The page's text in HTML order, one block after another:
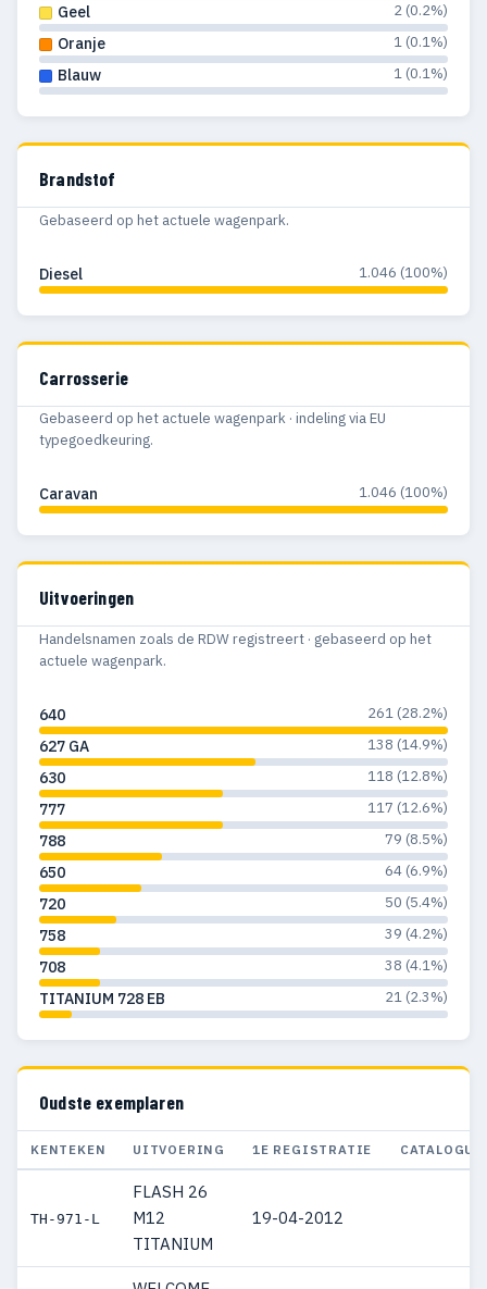
Geel 2 (0.2%)
Oranje 1 (0.1%)
Blauw 1 (0.1%)
Brandstof
Gebaseerd op het actuele wagenpark.
Diesel 1.046 (100%)
Carrosserie
Gebaseerd op het actuele wagenpark · indeling via EU
typegoedkeuring.
Caravan 1.046 (100%)
Uitvoeringen
Handelsnamen zoals de RDW registreert · gebaseerd op het
actuele wagenpark.
640 261 (28.2%)
627 GA 138 (14.9%)
630 118 (12.8%)
777 117 (12.6%)
788 79 (8.5%)
650 64 (6.9%)
720 50 (5.4%)
758 39 (4.2%)
708 38 (4.1%)
TITANIUM 728 EB 21 (2.3%)
Oudste exemplaren
KENTEKEN UITVOERING 1E REGISTRATIE
TH-971-L
FLASH 26
M12
TITANIUM
19-04-2012